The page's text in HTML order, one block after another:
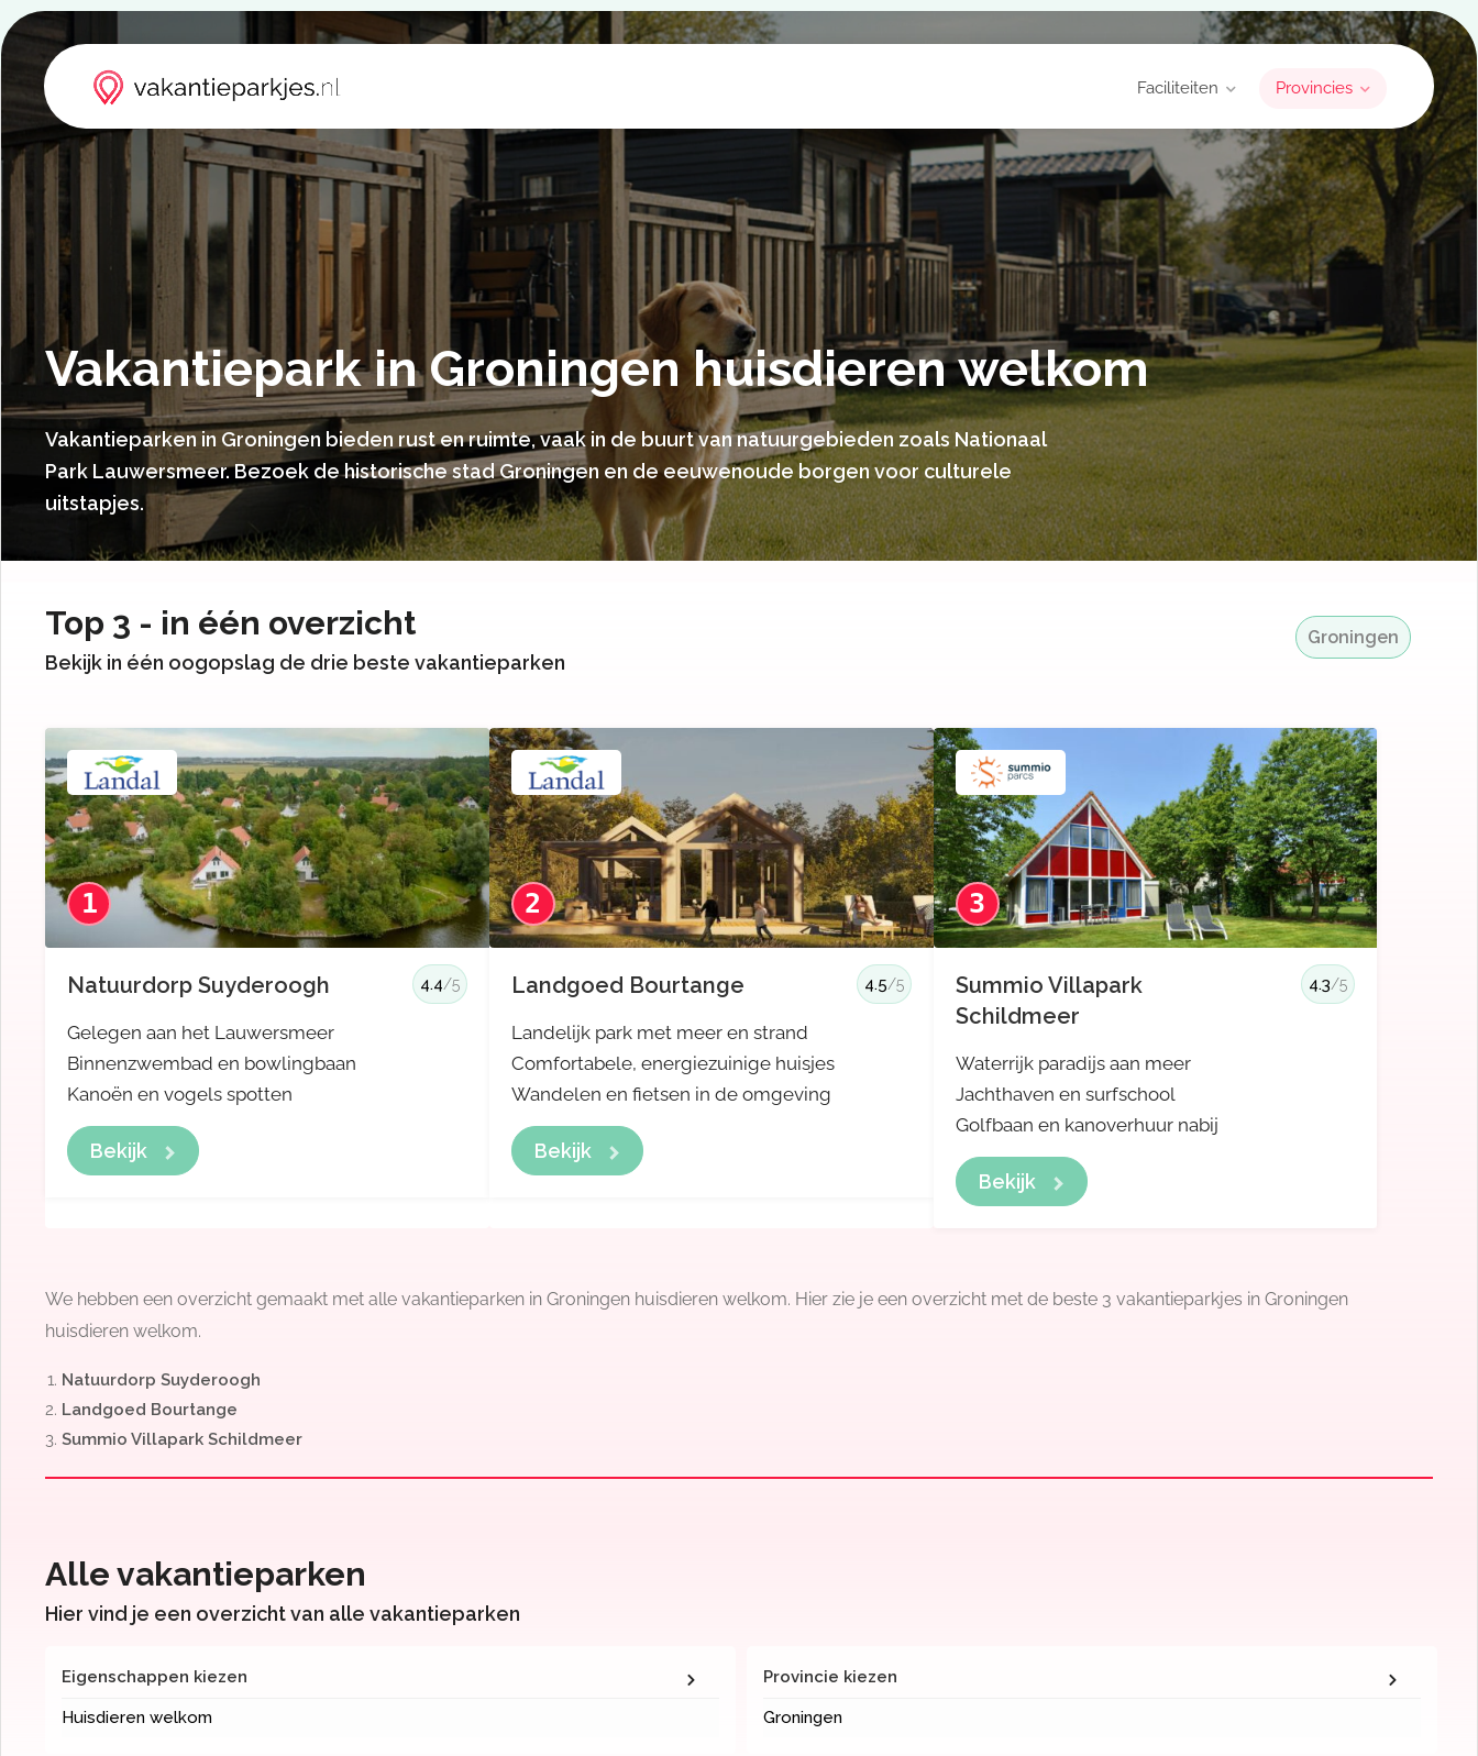
Faciliteiten Provincies
Vakantiepark in Groningen huisdieren welkom
Vakantieparken in Groningen bieden rust en ruimte, vaak in de buurt van natuurgebieden zoals Nationaal
Park Lauwersmeer. Bezoek de historische stad Groningen en de eeuwenoude borgen voor culturele
uitstapjes.
Top 3 - in één overzicht
Bekijk in één oogopslag de drie beste vakantieparken
Groningen
1
Natuurdorp Suyderoogh 4.4/5
Gelegen aan het Lauwersmeer
Binnenzwembad en bowlingbaan
Kanoën en vogels spotten
Bekijk
2
Landgoed Bourtange 4.5/5
Landelijk park met meer en strand
Comfortabele, energiezuinige huisjes
Wandelen en fietsen in de omgeving
Bekijk
3
Summio Villapark
Schildmeer
4.3/5
Waterrijk paradijs aan meer
Jachthaven en surfschool
Golfbaan en kanoverhuur nabij
Bekijk
We hebben een overzicht gemaakt met alle vakantieparken in Groningen huisdieren welkom. Hier zie je een overzicht met de beste 3 vakantieparkjes in Groningen
huisdieren welkom.
Natuurdorp Suyderoogh
Landgoed Bourtange
Summio Villapark Schildmeer
Alle vakantieparken
Hier vind je een overzicht van alle vakantieparken
Eigenschappen kiezen
Huisdieren welkom
Provincie kiezen
Groningen